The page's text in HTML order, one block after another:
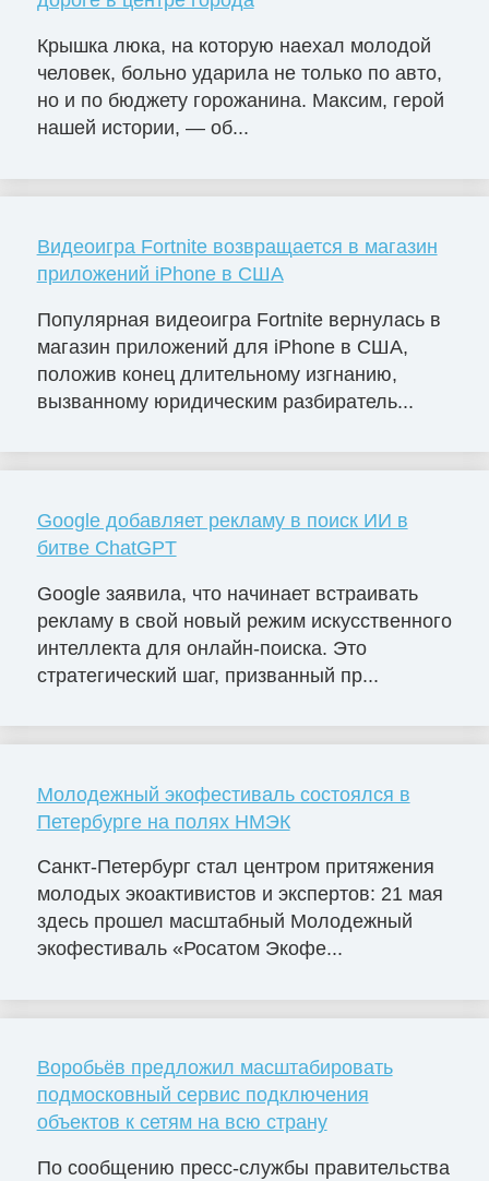
Крышка люка, на которую наехал молодой
человек, больно ударила не только по авто,
но и по бюджету горожанина. Максим, герой
нашей истории, — об...
Видеоигра Fortnite возвращается в магазин
приложений iPhone в США
Популярная видеоигра Fortnite вернулась в
магазин приложений для iPhone в США,
положив конец длительному изгнанию,
вызванному юридическим разбиратель...
Google добавляет рекламу в поиск ИИ в
битве ChatGPT
Google заявила, что начинает встраивать
рекламу в свой новый режим искусственного
интеллекта для онлайн-поиска. Это
стратегический шаг, призванный пр...
Молодежный экофестиваль состоялся в
Петербурге на полях НМЭК
Санкт-Петербург стал центром притяжения
молодых экоактивистов и экспертов: 21 мая
здесь прошел масштабный Молодежный
экофестиваль «Росатом Экофе...
Воробьёв предложил масштабировать
подмосковный сервис подключения
объектов к сетям на всю страну
По сообщению пресс-службы правительства